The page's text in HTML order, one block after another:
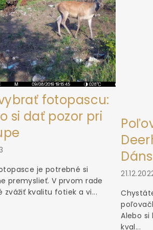
fotopascu:
si dať pozor pri
je potrebné si
premyslieť. V prvom rade
zvážiť kvalitu fotiek a vi...
Alebo
kval...